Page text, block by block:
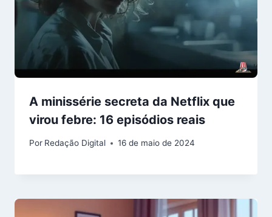
A minissérie secreta da Netflix que
virou febre: 16 episódios reais
Por Redação Digital 16 de maio de 2024